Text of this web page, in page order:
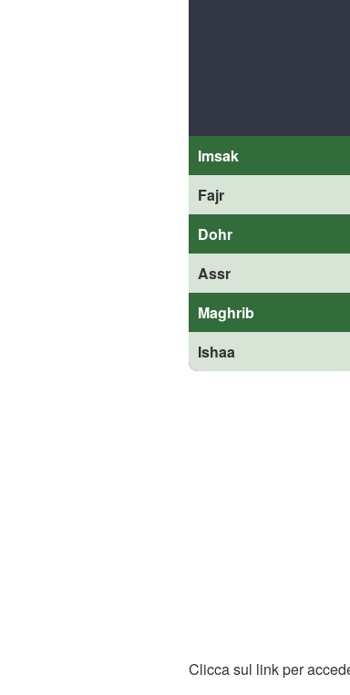
Imsak
Fajr
Dohr
Assr
Maghrib
Ishaa
Clicca sul link per